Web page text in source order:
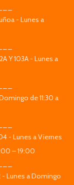
- Lunes a
Y 103A - Lunes a
de 11:30 a
- Lunes a Viernes
– 19:00
- Lunes a Domingo